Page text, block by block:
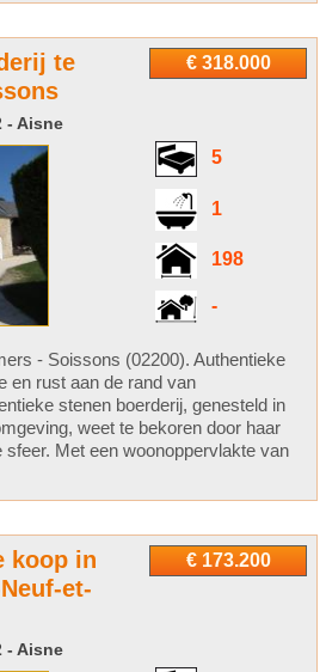
€ 318.000
te
- Aisne
5
1
198
-
- Soissons (02200). Authentieke
en rust aan de rand van
stenen boerderij, genesteld in
weet te bekoren door haar
sfeer. Met een woonoppervlakte van
€ 173.200
koop in
et-
- Aisne